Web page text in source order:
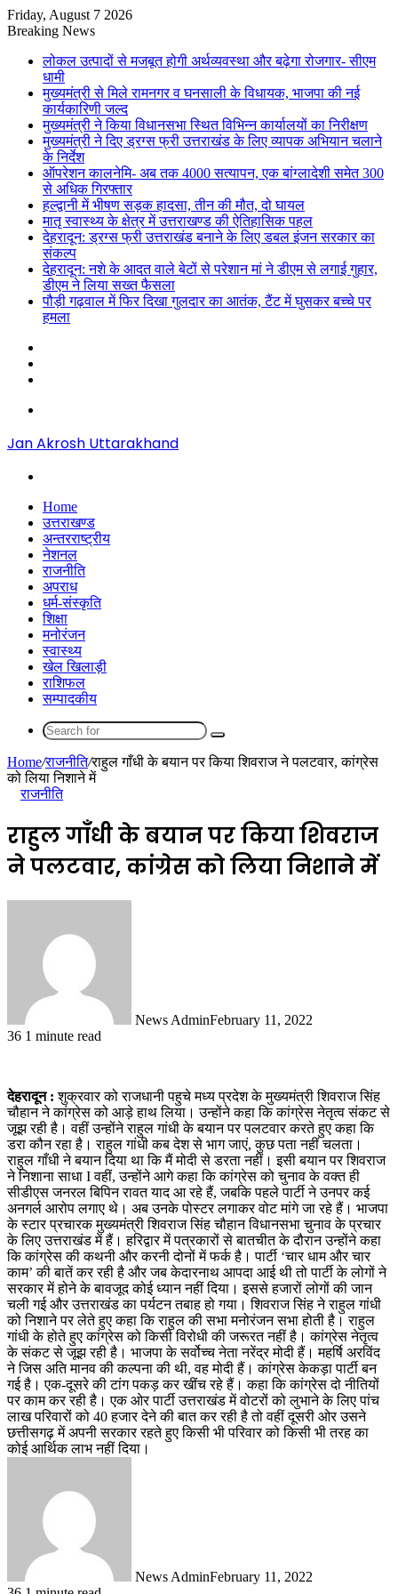
Friday, August 7 2026
Breaking News
लोकल उत्पादों से मजबूत होगी अर्थव्यवस्था और बढ़ेगा रोजगार- सीएम
धामी
मुख्यमंत्री से मिले रामनगर व घनसाली के विधायक, भाजपा की नई
कार्यकारिणी जल्द
मुख्यमंत्री ने किया विधानसभा स्थित विभिन्न कार्यालयों का निरीक्षण
मुख्यमंत्री ने दिए ड्रग्स फ्री उत्तराखंड के लिए व्यापक अभियान चलाने
के निर्देश
ऑपरेशन कालनेमि- अब तक 4000 सत्यापन, एक बांग्लादेशी समेत 300
से अधिक गिरफ्तार
हल्द्वानी में भीषण सड़क हादसा, तीन की मौत, दो घायल
मातृ स्वास्थ्य के क्षेत्र में उत्तराखण्ड की ऐतिहासिक पहल
देहरादून: ड्रग्स फ्री उत्तराखंड बनाने के लिए डबल इंजन सरकार का
संकल्प
देहरादून: नशे के आदत वाले बेटों से परेशान मां ने डीएम से लगाई गुहार,
डीएम ने लिया सख्त फैसला
पौड़ी गढ़वाल में फिर दिखा गुलदार का आतंक, टैंट में घुसकर बच्चे पर
हमला
Jan Akrosh Uttarakhand
Home
उत्तराखण्ड
अन्तरराष्ट्रीय
नेशनल
राजनीति
अपराध
धर्म-संस्कृति
शिक्षा
मनोरंजन
स्वास्थ्य
खेल खिलाड़ी
राशिफल
सम्पादकीय
Search
for
Home/राजनीति/राहुल गाँधी के बयान पर किया शिवराज ने पलटवार, कांग्रेस
को लिया निशाने में
राजनीति
राहुल गाँधी के बयान पर किया शिवराज
ने पलटवार, कांग्रेस को लिया निशाने में
News AdminFebruary 11, 2022
36 1 minute read
देहरादून : शुक्रवार को राजधानी पहुचे मध्य प्रदेश के मुख्यमंत्री शिवराज सिंह
चौहान ने कांग्रेस को आड़े हाथ लिया। उन्होंने कहा कि कांग्रेस नेतृत्व संकट से
जूझ रही है। वहीं उन्होंने राहुल गांधी के बयान पर पलटवार करते हुए कहा कि
डरा कौन रहा है। राहुल गांधी कब देश से भाग जाएं, कुछ पता नहीं चलता।
राहुल गाँधी ने बयान दिया था कि मैं मोदी से डरता नहीं। इसी बयान पर शिवराज
ने निशाना साधा I वहीं, उन्होंने आगे कहा कि कांग्रेस को चुनाव के वक्त ही
सीडीएस जनरल बिपिन रावत याद आ रहे हैं, जबकि पहले पार्टी ने उनपर कई
अनगर्ल आरोप लगाए थे। अब उनके पोस्टर लगाकर वोट मांगे जा रहे हैं। भाजपा
के स्टार प्रचारक मुख्यमंत्री शिवराज सिंह चौहान विधानसभा चुनाव के प्रचार
के लिए उत्तराखंड में हैं। हरिद्वार में पत्रकारों से बातचीत के दौरान उन्होंने कहा
कि कांग्रेस की कथनी और करनी दोनों में फर्क है। पार्टी ‘चार धाम और चार
काम’ की बातें कर रही है और जब केदारनाथ आपदा आई थी तो पार्टी के लोगों ने
सरकार में होने के बावजूद कोई ध्यान नहीं दिया। इससे हजारों लोगों की जान
चली गई और उत्तराखंड का पर्यटन तबाह हो गया। शिवराज सिंह ने राहुल गांधी
को निशाने पर लेते हुए कहा कि राहुल की सभा मनोरंजन सभा होती है। राहुल
गांधी के होते हुए कांग्रेस को किसी विरोधी की जरूरत नहीं है। कांग्रेस नेतृत्व
के संकट से जूझ रही है। भाजपा के सर्वोच्च नेता नरेंद्र मोदी हैं। महर्षि अरविंद
ने जिस अति मानव की कल्पना की थी, वह मोदी हैं। कांग्रेस केकड़ा पार्टी बन
गई है। एक-दूसरे की टांग पकड़ कर खींच रहे हैं। कहा कि कांग्रेस दो नीतियों
पर काम कर रही है। एक ओर पार्टी उत्तराखंड में वोटरों को लुभाने के लिए पांच
लाख परिवारों को 40 हजार देने की बात कर रही है तो वहीं दूसरी ओर उसने
छत्तीसगढ़ में अपनी सरकार रहते हुए किसी भी परिवार को किसी भी तरह का
कोई आर्थिक लाभ नहीं दिया।
News AdminFebruary 11, 2022